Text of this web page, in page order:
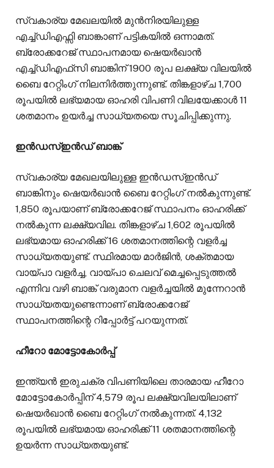
സ്വകാര്യ മേഖലയിൽ മുൻനിരയിലുള്ള
എച്ച്ഡിഎഫ്സി ബാങ്കാണ് പട്ടികയിൽ ഒന്നാമത്.
ബ്രോക്കറേജ് സ്ഥാപനമായ ഷെയർഖാൻ
എച്ച്‌ഡിഎഫ്‌സി ബാങ്കിന് 1900 രൂപ ലക്ഷ്യ വിലയിൽ
ബൈ റേറ്റിംഗ് നിലനിർത്തുന്നുണ്ട്. തിങ്കളാഴ്ച 1,700
രൂപയിൽ ലഭ്യമായ ഓഹരി വിപണി വിലയേക്കാൾ 11
ശതമാനം ഉയർച്ച സാധ്യതയെ സൂചിപ്പിക്കുന്നു.
ഇൻഡസ്ഇൻഡ് ബാങ്ക്
സ്വകാര്യ മേഖലയിലുള്ള ഇൻഡസ്‌ഇൻഡ്
ബാങ്കിനും ഷെയർഖാൻ ബൈ റേറ്റിം​ഗ് നൽകുന്നുണ്ട്.
1,850 രൂപയാണ് ബ്രോക്കറേജ് സ്ഥാപനം ഓഹരിക്ക്
നൽകുന്ന ലക്ഷ്യവില. തിങ്കളാഴ്ച 1,602 രൂപയിൽ
ലഭ്യമായ ഓഹരിക്ക് 16 ശതമാനത്തിന്റെ വളർച്ച
സാധ്യതയുണ്ട്. സ്ഥിരമായ മാർജിൻ, ശക്തമായ
വായ്പാ വളർച്ച, വായ്പാ ചെലവ് മെച്ചപ്പെടുത്തൽ
എന്നിവ വഴി ബാങ്ക് വരുമാന വളർച്ചയിൽ മുന്നേറാൻ
സാധ്യതയുണ്ടെന്നാണ് ബ്രോക്കറേജ്
സ്ഥാപനത്തിന്റെ റിപ്പോർട്ട് പറയുന്നത്.
ഹീറോ മോട്ടോകോർപ്പ്
ഇന്ത്യൻ ഇരുചക്ര വിപണിയിലെ താരമായ ഹീറോ
മോട്ടോകോർപ്പിന് 4,579 രൂപ ലക്ഷ്യവിലയിലാണ്
ഷെയർഖാൻ ബൈ റേറ്റിംഗ് നൽകുന്നത്. 4,132
രൂപയിൽ ലഭ്യമായ ഓഹരിക്ക് 11 ശതമാനത്തിന്റെ
ഉയർന്ന സാധ്യതയുണ്ട്.